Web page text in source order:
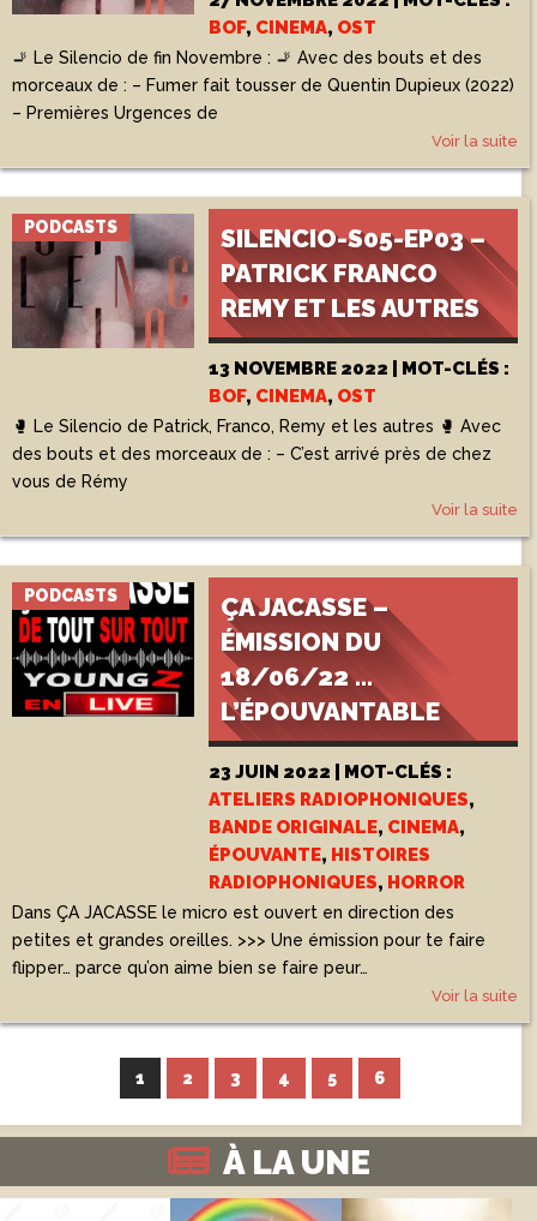
BOF, CINEMA, OST
🚬 Le Silencio de fin Novembre : 🚬 Avec des bouts et des
morceaux de : – Fumer fait tousser de Quentin Dupieux (2022)
– Premières Urgences de
Voir la suite
PODCASTS
SILENCIO-S05-EP03 –
PATRICK FRANCO
REMY ET LES AUTRES
13 NOVEMBRE 2022 | MOT-CLÉS :
BOF, CINEMA, OST
🥊 Le Silencio de Patrick, Franco, Remy et les autres 🥊 Avec
des bouts et des morceaux de : – C’est arrivé près de chez
vous de Rémy
Voir la suite
PODCASTS
ÇA JACASSE –
ÉMISSION DU
18/06/22 …
L’ÉPOUVANTABLE
23 JUIN 2022 | MOT-CLÉS :
ATELIERS RADIOPHONIQUES,
BANDE ORIGINALE, CINEMA,
ÉPOUVANTE, HISTOIRES
RADIOPHONIQUES, HORROR
Dans ÇA JACASSE le micro est ouvert en direction des
petites et grandes oreilles. >>> Une émission pour te faire
flipper… parce qu’on aime bien se faire peur…
Voir la suite
1 2 3 4 5 6
À LA UNE